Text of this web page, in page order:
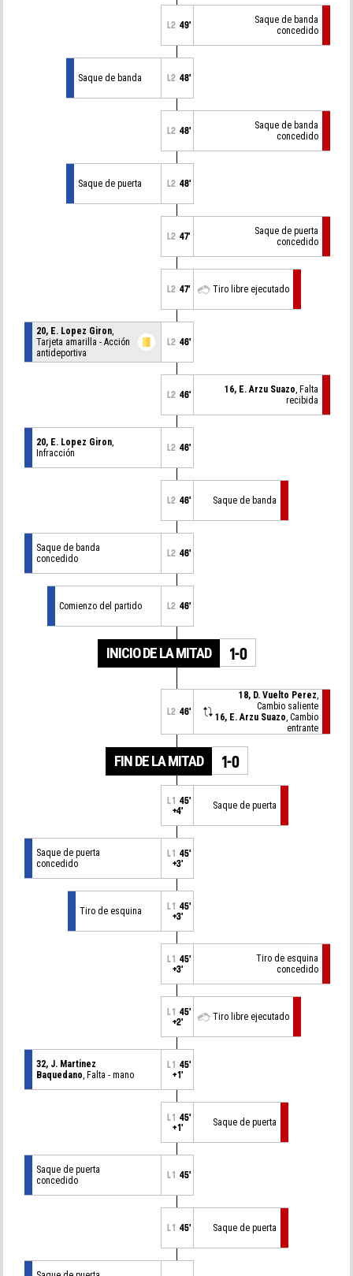
L2 49'
Saque de banda
concedido
Saque de banda L2 48'
L2 48'
Saque de banda
concedido
Saque de puerta L2 48'
L2 47'
Saque de puerta
concedido
L2 47' Tiro libre ejecutado
20, E. Lopez Giron,
Tarjeta amarilla - Acción
antideportiva
L2 46'
L2 46' 16, E. Arzu Suazo, Falta
recibida
20, E. Lopez Giron,
Infracción
L2 46'
L2 46' Saque de banda
Saque de banda
concedido
L2 46'
Comienzo del partido L2 46'
INICIO DE LA MITAD 1-0
L2 46'
18, D. Vuelto Perez,
Cambio saliente
16, E. Arzu Suazo, Cambio
entrante
FIN DE LA MITAD 1-0
L1 45'
+4'
Saque de puerta
Saque de puerta
concedido
L1 45'
+3'
Tiro de esquina L1 45'
+3'
L1 45'
+3'
Tiro de esquina
concedido
L1 45'
+2'
Tiro libre ejecutado
32, J. Martinez
Baquedano, Falta - mano
L1 45'
+1'
L1 45'
+1'
Saque de puerta
Saque de puerta
concedido
L1 45'
L1 45' Saque de puerta